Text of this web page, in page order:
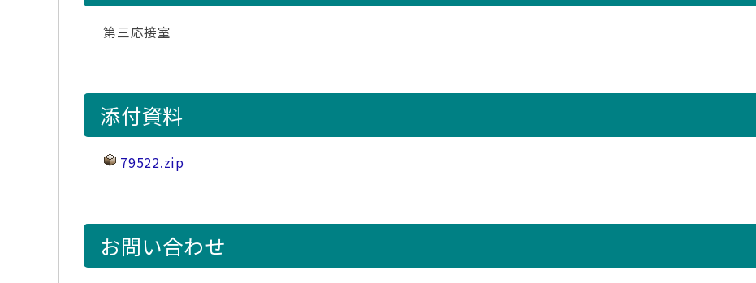
第三応接室
添付資料
79522.zip
お問い合わせ